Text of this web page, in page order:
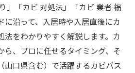
」「カビ 対処法」「カビ 業者 福
に沿って、入居時や入居直後にカ
法をわかりやすく解説します。カ
ら、プロに任せるタイミング、そ
山口県含む）で活躍するカビバス